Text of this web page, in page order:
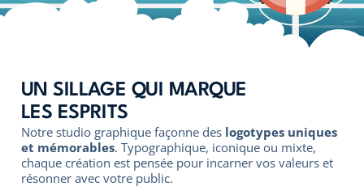
UN SILLAGE QUI MARQUE
LES ESPRITS
Notre studio graphique façonne des logotypes uniques
et mémorables. Typographique, iconique ou mixte,
chaque création est pensée pour incarner vos valeurs et
résonner avec votre public.